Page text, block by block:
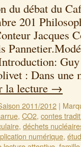
du débat du
201
Jacques
: Dans une
la lecture →
2011/2012 |
, CO2, contes
, déchets
numérique,